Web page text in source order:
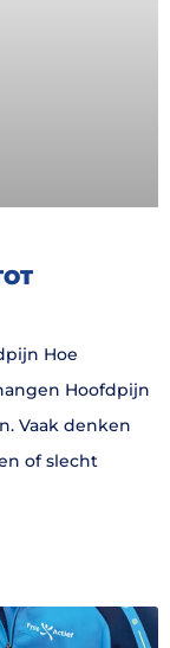
Hoe
Hoofdpijn
Vaak denken
of slecht